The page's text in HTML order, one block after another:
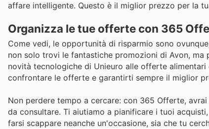
affare intelligente. Questo è il miglior prezzo per la
Organizza le tue offerte con 365
Come vedi, le opportunità di risparmio sono
non solo trovi le fantastiche promozioni di Avon,
novità tecnologiche di Unieuro alle offerte
confrontare le offerte e garantirti sempre il miglior
Non perdere tempo a cercare: con 365 Offerte,
da consultare. Ti aiutiamo a pianificare i tuoi
farsi scappare neanche un'occasione, sia che tu